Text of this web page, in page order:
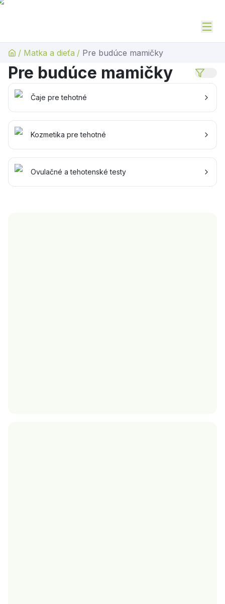
/ Matka a dieťa / Pre budúce mamičky
Pre budúce mamičky
Čaje pre tehotné
Kozmetika pre tehotné
Ovulačné a tehotenské testy